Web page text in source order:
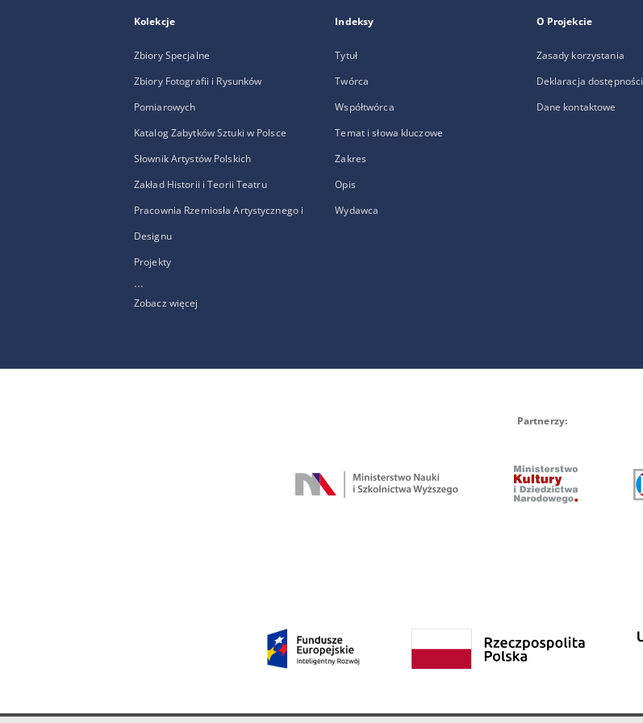
Kolekcje
Zbiory Specjalne
Zbiory Fotografii i Rysunków
Pomiarowych
Katalog Zabytków Sztuki w Polsce
Słownik Artystów Polskich
Zakład Historii i Teorii Teatru
Pracownia Rzemiosła Artystycznego i
Designu
Projekty
...
Zobacz więcej
Indeksy
Tytuł
Twórca
Współtwórca
Temat i słowa kluczowe
Zakres
Opis
Wydawca
O Projekcie
Zasady korzystania
Deklaracja dostępności
Dane kontaktowe
Partnerzy: